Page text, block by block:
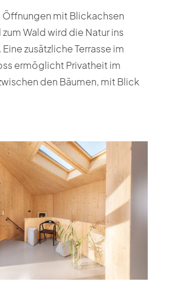
Öffnungen mit Blickachsen
zum Wald wird die Natur ins
zusätzliche Terrasse im
ermöglicht Privatheit im
den Bäumen, mit Blick